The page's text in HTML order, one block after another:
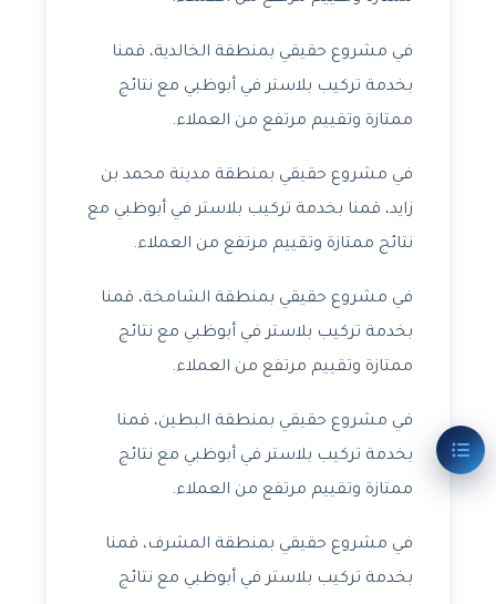
في مشروع حقيقي بمنطقة الخالدية، قمنا
بخدمة تركيب بلاستر في أبوظبي مع نتائج
ممتازة وتقييم مرتفع من العملاء.
في مشروع حقيقي بمنطقة مدينة محمد بن
زايد، قمنا بخدمة تركيب بلاستر في أبوظبي مع
نتائج ممتازة وتقييم مرتفع من العملاء.
في مشروع حقيقي بمنطقة الشامخة، قمنا
بخدمة تركيب بلاستر في أبوظبي مع نتائج
ممتازة وتقييم مرتفع من العملاء.
في مشروع حقيقي بمنطقة البطين، قمنا
بخدمة تركيب بلاستر في أبوظبي مع نتائج
ممتازة وتقييم مرتفع من العملاء.
في مشروع حقيقي بمنطقة المشرف، قمنا
بخدمة تركيب بلاستر في أبوظبي مع نتائج